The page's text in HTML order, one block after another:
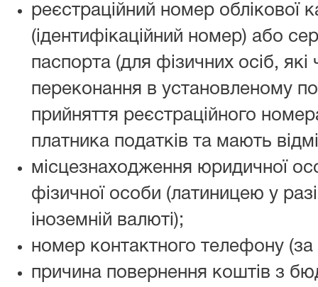
реєстраційний номер облікової
(ідентифікаційний номер) або
паспорта (для фізичних осіб, які
переконання в установленому
прийняття реєстраційного
платника податків та мають
місцезнаходження юридичної
фізичної особи (латиницею у
іноземній валюті);
номер контактного телефону
причина повернення коштів з